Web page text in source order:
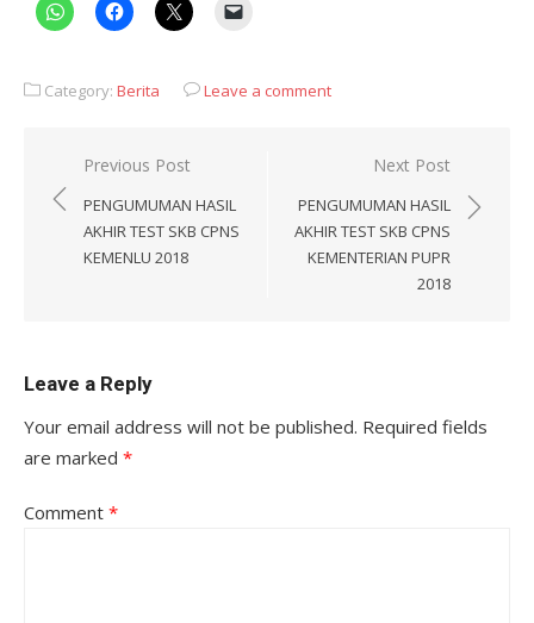
Category: Berita Leave a comment
Post
navigation
Previous Post
PENGUMUMAN HASIL
AKHIR TEST SKB CPNS
KEMENLU 2018
Next Post
PENGUMUMAN HASIL
AKHIR TEST SKB CPNS
KEMENTERIAN PUPR
2018
Leave a Reply
Your email address will not be published. Required fields
are marked *
Comment *